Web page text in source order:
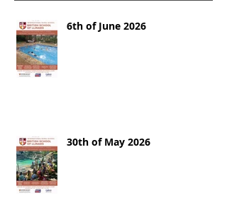
6th of June 2026
30th of May 2026